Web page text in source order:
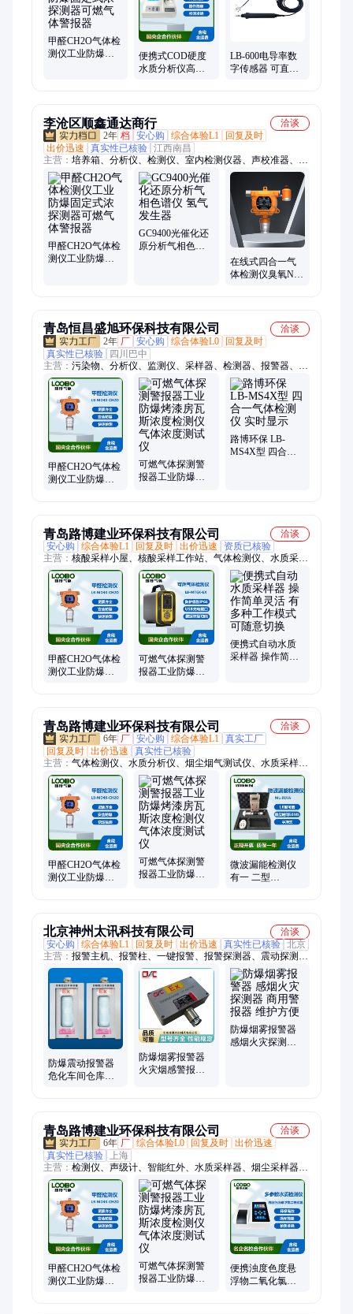
甲醛CH2O气体检
测仪工业防爆固
便携式COD硬度
水质分析仪高精
LB-600电导率数
字传感器 可直接
李沧区顺鑫通达商行
洽谈
2年 档 安心购 综合体验L1
回复及时
出价迅速
真实性已核验 江西南昌
主营： 培养箱、分析仪、检测仪、室内检测仪器、声校准器、采
样器、消解器、机器人、综合采样器、报警仪、测量仪、酸度
计、风速仪、蓝牙、称重系统、甲醛检测、测定仪、酸碱浓度
计、流量计、振动检测分析仪、测试仪、环保第三方检测、环境
检测、生物安全柜、浊度仪
甲醛CH2O气体检
测仪工业防爆固
GC9400光催化还
原分析气相色谱
在线式四合一气
体检测仪臭氧NO
青岛恒昌盛旭环保科技有限公司
洽谈
2年 厂 安心购 综合体验L0
回复及时
真实性已核验
四川巴中
主营： 污染物、分析仪、监测仪、采样器、检测器、报警器、切
割器、传感器、声级计、探测仪、测汞仪、检测仪、沥青烟、风
速仪、直读仪、测试仪、测定仪、沸水浴、安全柜、检漏仪、报
警仪、指数仪、测油仪、真空泵、便携泵吸
甲醛CH2O气体检
测仪工业防爆固
可燃气体探测警
报器工业防爆烤
路博环保 LB-
MS4X型 四合一
青岛路博建业环保科技有限公司
洽谈
安心购
综合体验L1 回复及时 出价迅速
资质已核验
主营： 核酸采样小屋、核酸采样工作站、气体检测仪、水质采样
器、大气采样器、便携式自动水质采样器、实验室仪器、水质检
测仪、激光粉尘仪、恒温恒湿称重系统、便携式明渠流量计、
voc气体检测仪
甲醛CH2O气体检
测仪工业防爆固
可燃气体探测警
报器工业防爆烤
便携式自动水质
采样器 操作简单
青岛路博建业环保科技有限公司
洽谈
6年 厂 安心购 综合体验L1 真实工厂
回复及时 出价迅速
真实性已核验
主营： 气体检测仪、水质分析仪、烟尘烟气测试仪、水质采样
器、大气采样器、声校准器、超声波明渠流量计、恒温恒湿称重
系统、个人防护包、油气回收检测仪、离心机、蓝牙、光泽度
仪、负氧离子检测、摇床、微生物快速检测、声级计、分析仪、
单人防护装备、移动执法包、采样设备、油烟检测、气体、水质
甲醛CH2O气体检
测仪工业防爆固
可燃气体探测警
报器工业防爆烤
微波漏能检测仪
有一 二型
北京神州太讯科技有限公司
洽谈
安心购
综合体验L1 回复及时 出价迅速 真实性已核验 北京
主营： 报警主机、报警柱、一键报警、报警探测器、震动探测
器、防爆探测器、微震动探测器、防爆烟感、防爆震动、井盖报
警器、泄漏电缆、振动电缆、脉冲电子围栏、激光对射、张力围
栏、定位型振动光纤、安防雷达、可视对讲、水域雷达、振动光
纤、校园防欺凌报警、防破坏型振动光纤、雷视一体机、网络对
讲、周界雷达
防爆震动报警器
危化车间仓库防
防爆烟雾报警器
火灾烟感警报器
防爆烟雾报警器
感烟火灾探测器
青岛路博建业环保科技有限公司
洽谈
6年 厂 综合体验L0 回复及时 出价迅速
真实性已核验
上海
主营： 检测仪、声级计、智能红外、水质采样器、烟尘采样器、
微生物采样器、气溶胶采样器、静电能谱、职业卫生、水质自
动、生物安全柜、电子流量计、红外测温仪、烟气测试仪、气体
分析仪、明渠流量计、厨房油烟检测
甲醛CH2O气体检
测仪工业防爆固
可燃气体探测警
报器工业防爆烤
便携浊度色度悬
浮物二氧化氯检